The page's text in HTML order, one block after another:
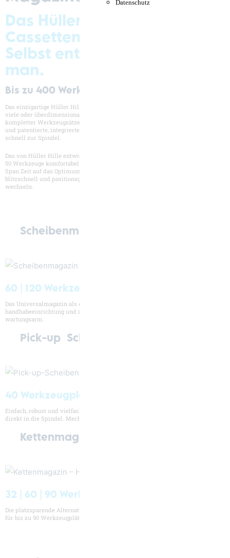
Datenschutz
Das Hüller Hille
Cassettenmagazin.
Selbst entwickelt, das merkt
man.
Bis zu 400 Werkzeugplätze
Das einzigartige Hüller Hille Cassettenmagazin mit voller Flexibilität, egal ob
viele oder überdimensionale Werkzeuge. Hauptzeitparalleles Umrüsten
kompletter Werkzeugsätze, platzcodierte, elektronisch verwaltete Werkzeuge
und patentierte, integrierte Kegelreinigung im Handhabegerät. Präzise und
schnell zur Spindel.
Das von Hüller Hille entwickelte und patentierte Cassettenmagazin wechselt
50 Werkzeuge komfortabel in wenigen Minuten. Verkürzen Sie Ihre Span-zu-
Span Zeit auf das Optimum mit dem individuellen Werkzeugwechsel. Der muß
blitzschnell und positionsgenau erfolgen. Mit uns haben Sie das Zeug zu
wechseln.
Scheibenmagazin
60 | 120 Werkzeugplätze
Das Universalmagazin als eigenständige Einheit mit Werkzeug­
handhabeeinrichtung und integriertem Werkzeugwechsler. Zuverlässig und
wartungsarm.
Pick-up ­ Scheibenmagazin
40 Werkzeugplätze
Einfach, robust und vielfach bewährt. Der schnelle Pick-up Werkzeugwechsel
direkt in die Spindel. Mechanische Werkzeug-Kegelreinigung ist Standard.
Kettenmagazin
32 | 60 | 90 Werkzeugplätze
Die platzsparende Alternative. Gut einsehbar, flexibel und modular erweiterbar
für bis zu 90 Werkzeugplätze.